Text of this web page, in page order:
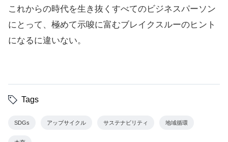
これからの時代を生き抜くすべてのビジネスパーソン
にとって、極めて示唆に富むブレイクスルーのヒント
になるに違いない。
Tags
SDGs アップサイクル サステナビリティ 地域循環